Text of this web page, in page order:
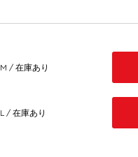
M / 在庫あり
L / 在庫あり